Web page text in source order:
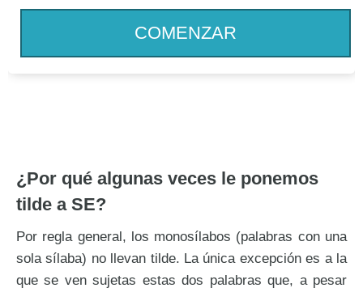
COMENZAR
¿Por qué algunas veces le ponemos
tilde a SE?
Por regla general, los monosílabos (palabras con una
sola sílaba) no llevan tilde. La única excepción es a la
que se ven sujetas estas dos palabras que, a pesar